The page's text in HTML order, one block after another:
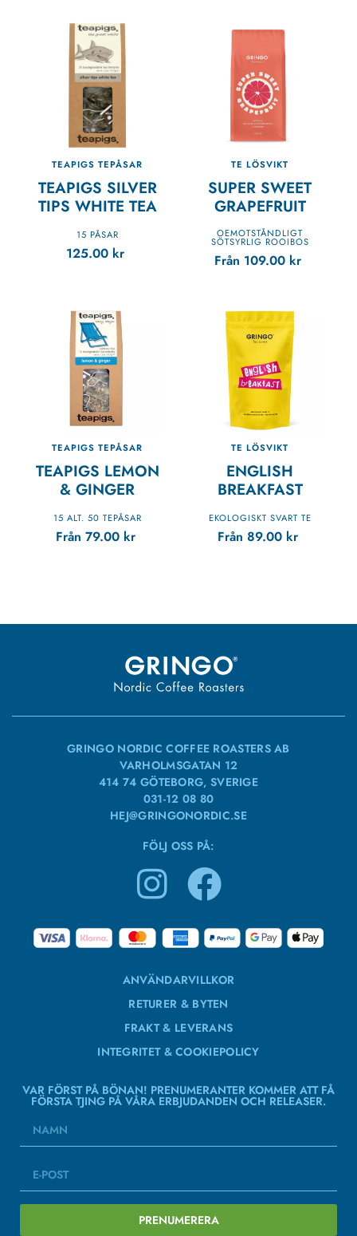
TEAPIGS TEPÅSAR
TEAPIGS SILVER
TIPS WHITE TEA
15 PÅSAR
125.00 kr
TE LÖSVIKT
SUPER SWEET
GRAPEFRUIT
OEMOTSTÅNDLIGT
SÖTSYRLIG ROOIBOS
Från 109.00 kr
TEAPIGS TEPÅSAR
TEAPIGS LEMON
& GINGER
15 ALT. 50 TEPÅSAR
Från 79.00 kr
TE LÖSVIKT
ENGLISH
BREAKFAST
EKOLOGISKT SVART TE
Från 89.00 kr
GRINGO NORDIC COFFEE ROASTERS AB
VARHOLMSGATAN 12
414 74 GÖTEBORG, SVERIGE
031-12 08 80
HEJ@GRINGONORDIC.SE
FÖLJ OSS PÅ:
ANVÄNDARVILLKOR
RETURER & BYTEN
FRAKT & LEVERANS
INTEGRITET & COOKIEPOLICY
VAR FÖRST PÅ BÖNAN! PRENUMERANTER KOMMER ATT FÅ
FÖRSTA TJING PÅ VÅRA ERBJUDANDEN OCH RELEASER.
PRENUMERERA